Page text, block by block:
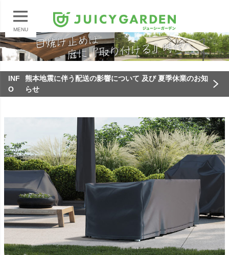
MENU
INF
O
熊本地震に伴う配送の影響について 及び 夏季休業のお知
らせ